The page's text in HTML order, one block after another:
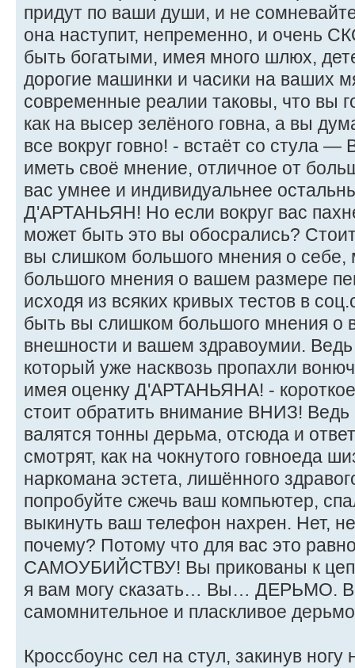
придут по ваши души, и не
она наступит, непременно, и очень
быть богатыми, имея много шлюх,
дорогие машинки и часики на ваших
современные реалии таковы, что вы
как на высер зелёного говна, а вы
все вокруг говно! - встаёт со стула —
иметь своё мнение, отличное от
вас умнее и индивидуальнее
Д'АРТАНЬЯН! Но если вокруг вас
может быть это вы обосрались?
вы слишком большого мнения о
большого мнения о вашем размере
исходя из всяких кривых тестов в
быть вы слишком большого мнения о
внешности и вашем здравоумии.
который уже насквозь пропахли
имея оценку Д'АРТАНЬЯНА! -
стоит обратить внимание ВНИЗ!
валятся тонны дерьма, отсюда и
смотрят, как на чокнутого говноеда
наркомана эстета, лишённого
попробуйте сжечь ваш компьютер,
выкинуть ваш телефон нахрен. Нет,
почему? Потому что для вас это
САМОУБИЙСТВУ! Вы прикованы к
я вам могу сказать… Вы… ДЕРЬМО.
самомнительное и пласкливое
Кроссбоунс сел на стул, закинув ногу